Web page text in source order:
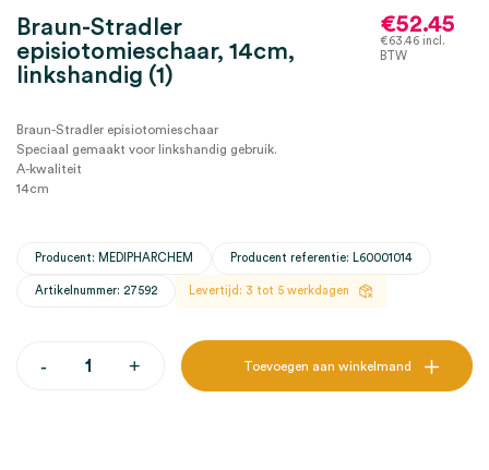
Braun-Stradler
episiotomieschaar, 14cm,
linkshandig (1)
€52.45
€63.46 incl.
BTW
Braun-Stradler episiotomieschaar
Speciaal gemaakt voor linkshandig gebruik.
A-kwaliteit
14cm
Producent: MEDIPHARCHEM Producent referentie: L60001014
Artikelnummer: 27592 Levertijd: 3 tot 5 werkdagen
-Braun-
+ Toevoegen aan winkelmand